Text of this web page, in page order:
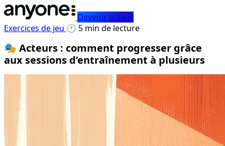
Devenir acteur
Exercices de jeu 🕐 5 min de lecture
🎭 Acteurs : comment progresser grâce
aux sessions d’entraînement à plusieurs